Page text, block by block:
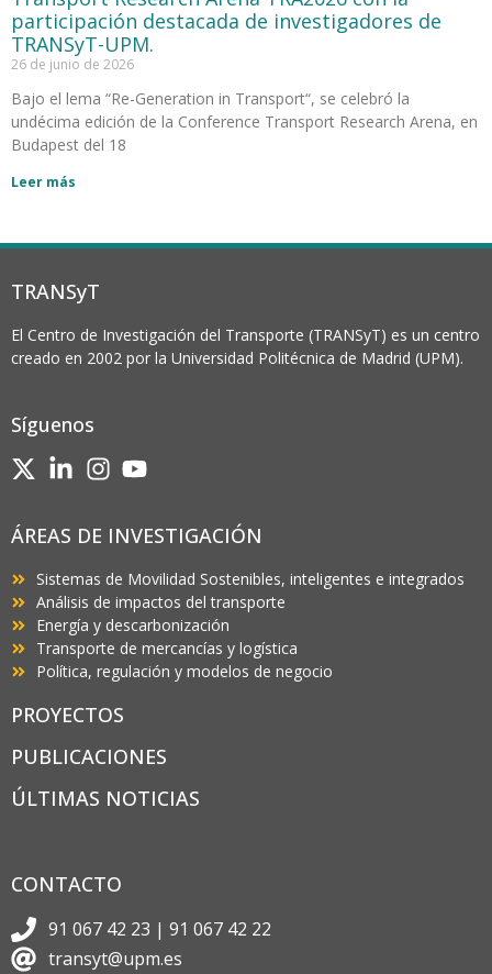
participación destacada de investigadores de
TRANSyT-UPM.
26 de junio de 2026
Bajo el lema “Re-Generation in Transport“, se celebró la
undécima edición de la Conference Transport Research Arena, en
Budapest del 18
Leer más
TRANSyT
El Centro de Investigación del Transporte (TRANSyT) es un centro
creado en 2002 por la Universidad Politécnica de Madrid (UPM).
Síguenos
ÁREAS DE INVESTIGACIÓN
Sistemas de Movilidad Sostenibles, inteligentes e integrados
Análisis de impactos del transporte
Energía y descarbonización
Transporte de mercancías y logística
Política, regulación y modelos de negocio
PROYECTOS
PUBLICACIONES
ÚLTIMAS NOTICIAS
CONTACTO
91 067 42 23 | 91 067 42 22
transyt@upm.es